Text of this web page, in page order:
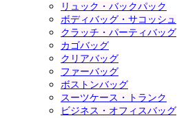
リュック・バックパック
ボディバッグ・サコッシュ
クラッチ・パーティバッグ
カゴバッグ
クリアバッグ
ファーバッグ
ボストンバッグ
スーツケース・トランク
ビジネス・オフィスバッグ